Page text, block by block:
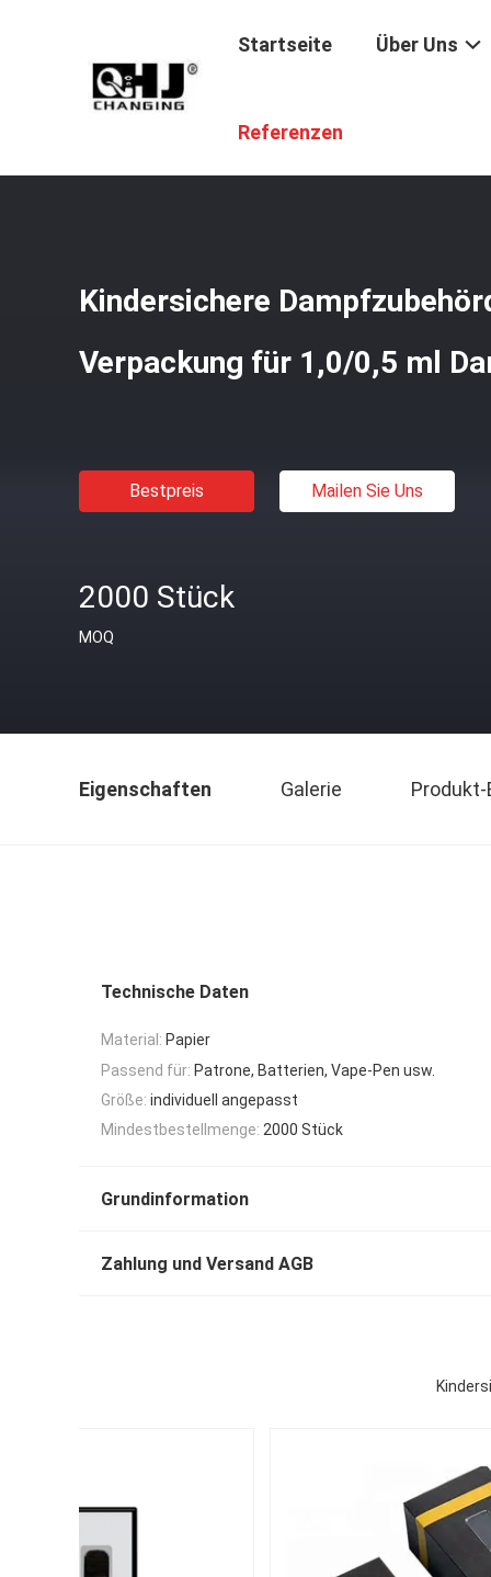
Startseite Über Uns
Referenzen
Kindersichere
Verpackung für 1,0/0,5 ml
Bestpreis Mailen Sie Uns
2000 Stück
MOQ
Eigenschaften Galerie
Technische Daten
Material: Papier
Passend für: Patrone, Batterien, Vape-Pen usw.
Größe: individuell angepasst
Mindestbestellmenge: 2000 Stück
Grundinformation
Zahlung und Versand AGB